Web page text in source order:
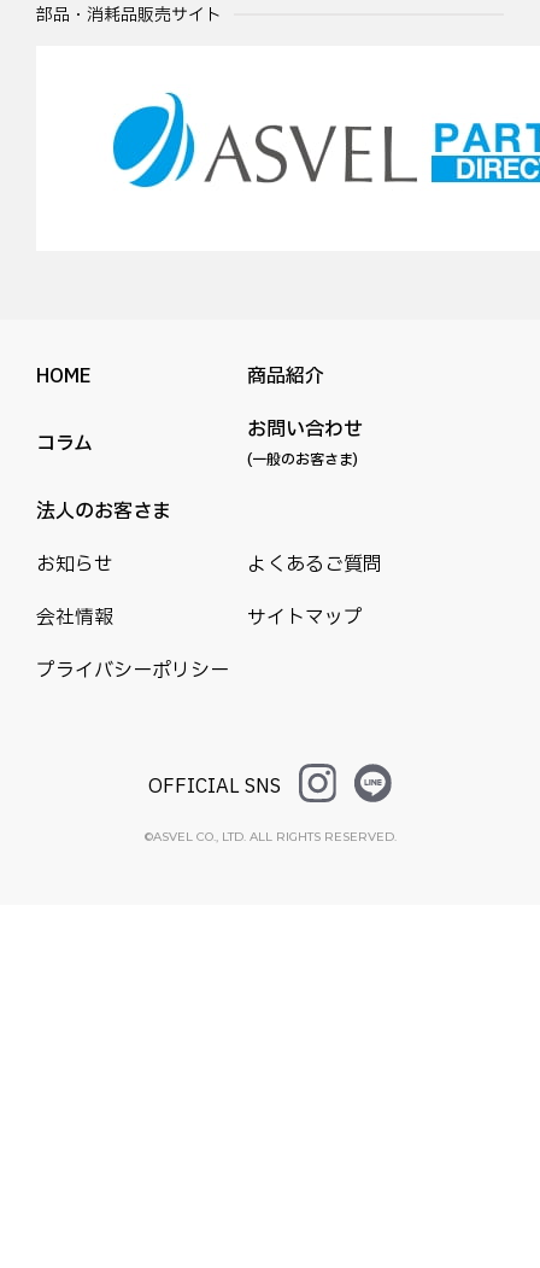
部品・消耗品販売サイト
HOME 商品紹介
コラム お問い合わせ
(一般のお客さま)
法人のお客さま
お知らせ
よくあるご質問
会社情報
サイトマップ
プライバシーポリシー
OFFICIAL SNS
©ASVEL CO., LTD. ALL RIGHTS RESERVED.